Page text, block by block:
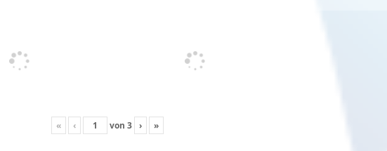
« ‹ von 3 › »